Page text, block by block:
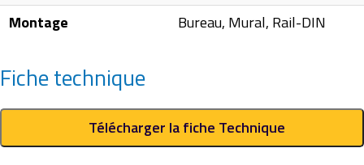
Montage Bureau, Mural, Rail-DIN
Fiche technique
Télécharger la fiche Technique